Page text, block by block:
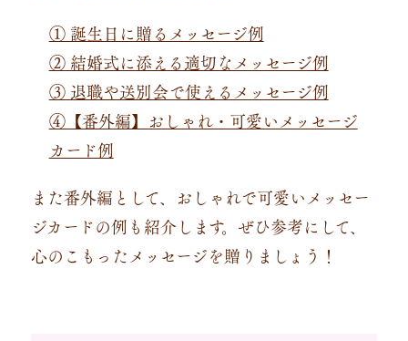
① 誕生日に贈るメッセージ例
② 結婚式に添える適切なメッセージ例
③ 退職や送別会で使えるメッセージ例
④【番外編】おしゃれ・可愛いメッセージ
カード例
また番外編として、おしゃれで可愛いメッセー
ジカードの例も紹介します。 ぜひ参考にして、
心のこもったメッセージを贈りましょう！